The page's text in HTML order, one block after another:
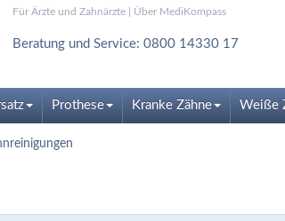
Für Ärzte und Zahnärzte| Über MediKompass
Beratung und Service: 0800 14330 17
Prothese Kranke Zähne Weiße